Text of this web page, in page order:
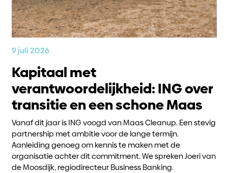
9 juli 2026
Kapitaal met
verantwoordelijkheid: ING over
transitie en een schone Maas
Vanaf dit jaar is ING voogd van Maas Cleanup. Een stevig
partnership met ambitie voor de lange termijn.
Aanleiding genoeg om kennis te maken met de
organisatie achter dit commitment. We spreken Joeri van
de Moosdijk, regiodirecteur Business Banking.